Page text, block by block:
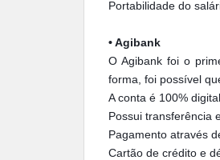
Portabilidade do
• Agibank
O Agibank foi o
forma, foi possível
A conta é 100%
Possui transferência
Pagamento através
Cartão de crédito e